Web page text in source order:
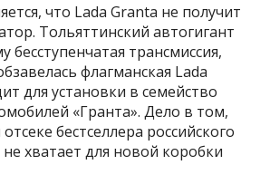
что Lada Granta не получит
Тольяттинский автогигант
бесступенчатая трансмиссия,
флагманская Lada
для установки в семейство
«Гранта». Дело в том,
бестселлера российского
хватает для новой коробки